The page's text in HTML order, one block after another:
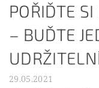
POŘIĎTE
– BUĎTE
29.05.2021